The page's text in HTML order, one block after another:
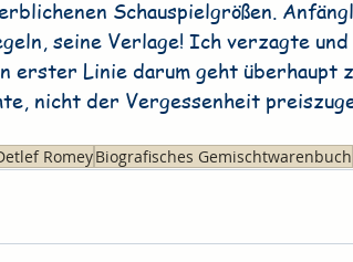
Schauspielgrößen.
seine Verlage! Ich verzagte
erster Linie darum geht überhaupt
nicht der Vergessenheit
RomeyBiografisches Gemischtwarenbuch